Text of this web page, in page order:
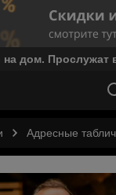
на дом.
Адресные